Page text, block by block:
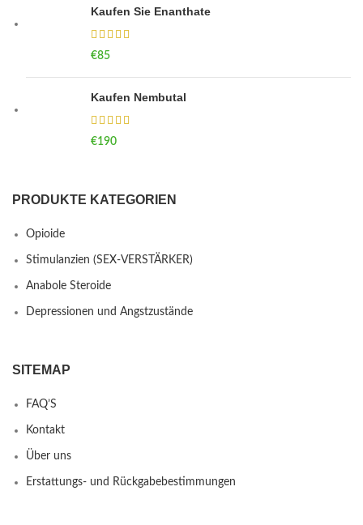
Kaufen Sie Enanthate
€85
Kaufen Nembutal
€190
PRODUKTE KATEGORIEN
Opioide
Stimulanzien (SEX-VERSTÄRKER)
Anabole Steroide
Depressionen und Angstzustände
SITEMAP
FAQ’S
Kontakt
Über uns
Erstattungs- und Rückgabebestimmungen